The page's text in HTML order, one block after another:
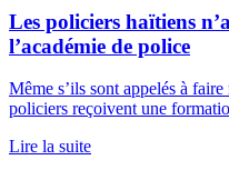
Les policiers haïtiens
l’académie de police
Même s’ils sont appelés à
policiers reçoivent une
Lire la suite